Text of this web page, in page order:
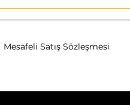
Mesafeli Satış Sözleşmesi